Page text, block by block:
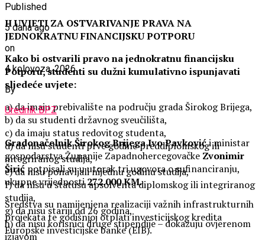
II UVJETI ZA OSTVARIVANJE PRAVA NA
JEDNOKRATNU FINANCIJSKU POTPORU
Kako bi ostvarili pravo na jednokratnu financijsku
Potporu, studenti su dužni kumulativno ispunjavati
sljedeće uvjete:
a) da imaju prebivalište na području grada Širokog Brijega,
b) da su studenti državnog sveučilišta,
c) da imaju status redovitog studenta,
d) da nisu studenti prve godine preddiplomskog ili
integriranog studija,
e) da nisu ponavljali nijednu godinu studija,
f) da nisu u statusu apsolventa diplomskog ili integriranog
studija,
g) da nisu stariji od 26 godina,
h) da nisu korisnici druge stipendije – dokazuju ovjerenom
izjavom
Published
5 dana ago
on
4 kolovoza, 2026
By
Urednik BPZ
Gradonačelnik Širokog BrijegaIvo Pavkovići ministar
gospodarstva Županije Zapadnohercegovačke Zvonimir
Širić potpisali su u utorak tri ugovora o sufinanciranju,
ukupne vrijednosti272.000 KM.
Sredstva su namijenjena realizaciji važnih infrastrukturnih
projekata te godišnjoj otplati investicijskog kredita
Europske investicijske banke (EIB).